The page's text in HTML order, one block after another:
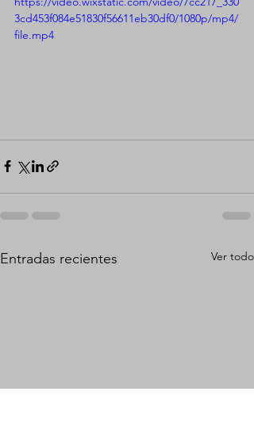
3cd453f084e51830f56611eb30df0/1080p/mp4/
file.mp4
Entradas recientes Ver todo